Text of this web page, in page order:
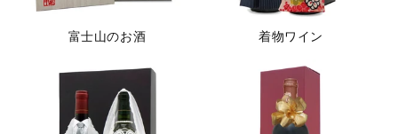
富士山のお酒 着物ワイン